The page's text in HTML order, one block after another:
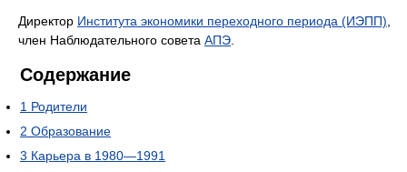
Директор Института экономики переходного периода (ИЭПП)
член Наблюдательного совета АПЭ
Содержание
1 Родители
2 Образование
3 Карьера в 1980—1991